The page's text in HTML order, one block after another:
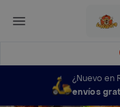
¿Nuevo en
envíos